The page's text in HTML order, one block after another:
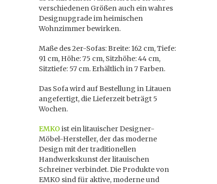
verschiedenen Größen auch ein wahres
Designupgrade im heimischen
Wohnzimmer bewirken.
Maße des 2er-Sofas: Breite: 162 cm, Tiefe:
91 cm, Höhe: 75 cm, Sitzhöhe: 44 cm,
Sitztiefe: 57 cm. Erhältlich in 7 Farben.
Das Sofa wird auf Bestellung in Litauen
angefertigt, die Lieferzeit beträgt 5
Wochen.
EMKO ist ein litauischer Designer-
Möbel-Hersteller, der das moderne
Design mit der traditionellen
Handwerkskunst der litauischen
Schreiner verbindet. Die Produkte von
EMKO sind für aktive, moderne und